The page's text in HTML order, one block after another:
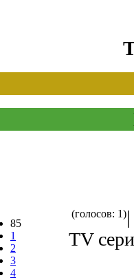
85
1
2
3
4
(голосов: 1)
TV